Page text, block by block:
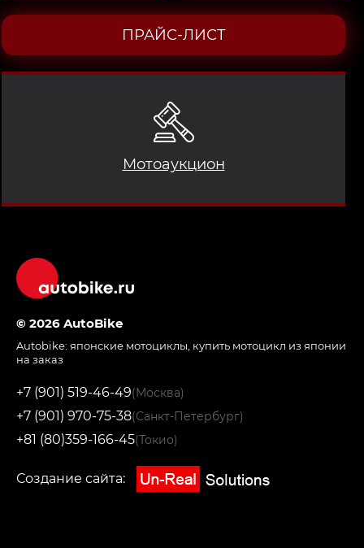
Мотоаукцион
ПРАЙС-ЛИСТ
© 2026 AutoBike
Autobike: японские мотоциклы купить мотоцикл из японии
на заказ
+7 (901) 519-46-49(Москва)
+7 (901) 970-75-38(Санкт-Петербург)
+81 (80)359-166-45(Токио)
Создание сайта: